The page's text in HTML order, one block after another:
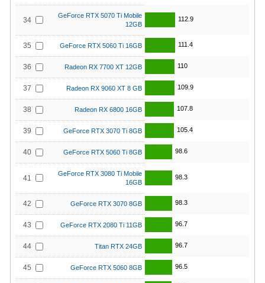
34
GeForce RTX 5070 Ti Mobile
12GB
112.9
35 GeForce RTX 5060 Ti 16GB 111.4
36 Radeon RX 7700 XT 12GB 110
37 Radeon RX 9060 XT 8 GB 109.9
38 Radeon RX 6800 16GB 107.8
39 GeForce RTX 3070 Ti 8GB 105.4
40 GeForce RTX 5060 Ti 8GB 98.6
41
GeForce RTX 3080 Ti Mobile
16GB
98.3
42 GeForce RTX 3070 8GB 98.3
43 GeForce RTX 2080 Ti 11GB 96.7
44 Titan RTX 24GB 96.7
45 GeForce RTX 5060 8GB 96.5